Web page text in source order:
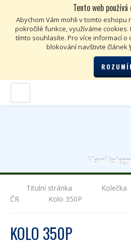
Tento web
Abychom Vám mohli v tomto
pokročilé funkce, využíváme
tímto souhlasíte. Pro více informací o
blokování navštivte článek
€
Hlavní
Titulní stránka Kolečka
ČR
Kolo 350P
KOLO 350P